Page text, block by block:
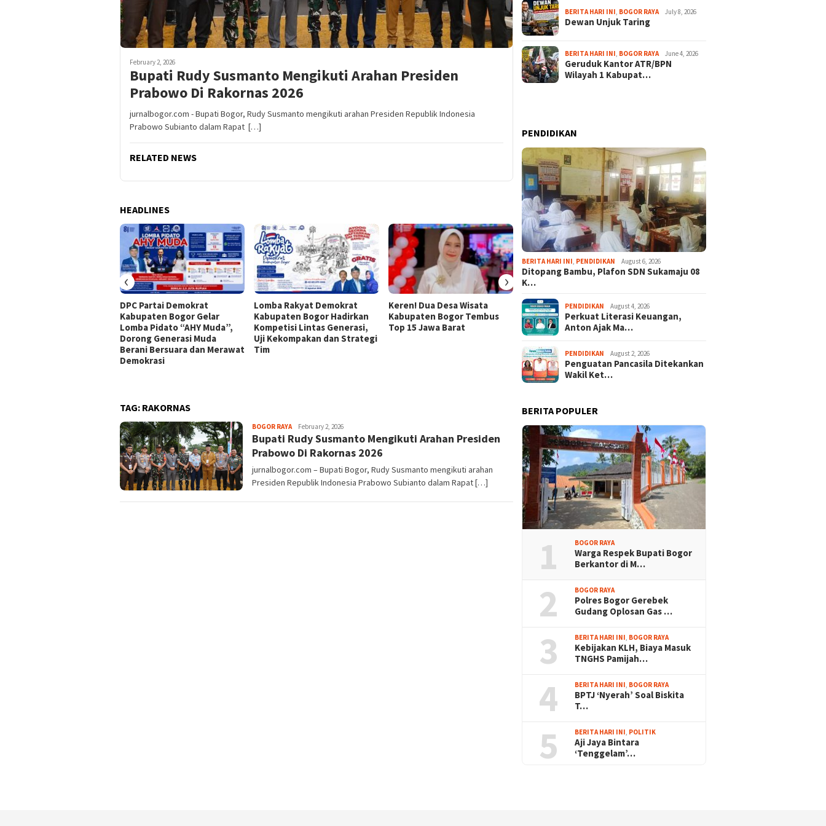
February 2, 2026
Bupati Rudy Susmanto Mengikuti Arahan Presiden
Prabowo Di Rakornas 2026
jurnalbogor.com - Bupati Bogor, Rudy Susmanto mengikuti arahan Presiden Republik Indonesia
Prabowo Subianto dalam Rapat […]
RELATED NEWS
HEADLINES
DPC Partai Demokrat
Kabupaten Bogor Gelar
Lomba Pidato “AHY Muda”,
Dorong Generasi Muda
Berani Bersuara dan Merawat
Demokrasi
Lomba Rakyat Demokrat
Kabupaten Bogor Hadirkan
Kompetisi Lintas Generasi,
Uji Kekompakan dan Strategi
Tim
Keren! Dua Desa Wisata
Kabupaten Bogor Tembus
Top 15 Jawa Barat
437 Rider dari 18 Provinsi
Ramaikan Bupati Cup 2026
Tour Malasari Halimun Salak
Sport Tourism, Dongkrak
‹ ›
TAG: RAKORNAS
BOGOR RAYAAga
Alamanda
February 2, 2026
Bupati Rudy Susmanto Mengikuti Arahan Presiden
Prabowo Di Rakornas 2026
jurnalbogor.com – Bupati Bogor, Rudy Susmanto mengikuti arahan
Presiden Republik Indonesia Prabowo Subianto dalam Rapat […]
BERITA HARI INI BOGOR RAYA July 8, 2026
Dewan Unjuk Taring
BERITA HARI INI BOGOR RAYA June 4, 2026
Geruduk Kantor ATR/BPN
Wilayah 1 Kabupat…
PENDIDIKAN
BERITA HARI INI PENDIDIKAN August 6, 2026
Ditopang Bambu, Plafon SDN Sukamaju 08
K…
PENDIDIKAN August 4, 2026
Perkuat Literasi Keuangan,
Anton Ajak Ma…
PENDIDIKAN August 2, 2026
Penguatan Pancasila Ditekankan
Wakil Ket…
BERITA POPULER
1 BOGOR RAYA
Warga Respek Bupati Bogor
Berkantor di M…
2 BOGOR RAYA
Polres Bogor Gerebek
Gudang Oplosan Gas …
3 BERITA HARI INI, BOGOR RAYA
Kebijakan KLH, Biaya Masuk
TNGHS Pamijah…
4 BERITA HARI INI, BOGOR RAYA
BPTJ ‘Nyerah’ Soal Biskita
T…
5 BERITA HARI INI, POLITIK
Aji Jaya Bintara
‘Tenggelam’…